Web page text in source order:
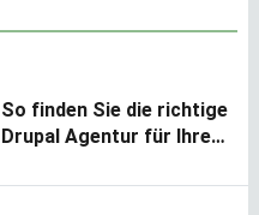
So finden Sie die richtige
Drupal Agentur für Ihre